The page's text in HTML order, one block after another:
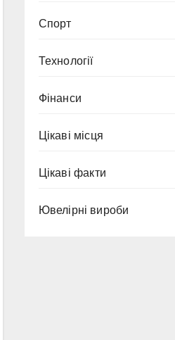
Спорт
Технології
Фінанси
Цікаві місця
Цікаві факти
Ювелірні вироби